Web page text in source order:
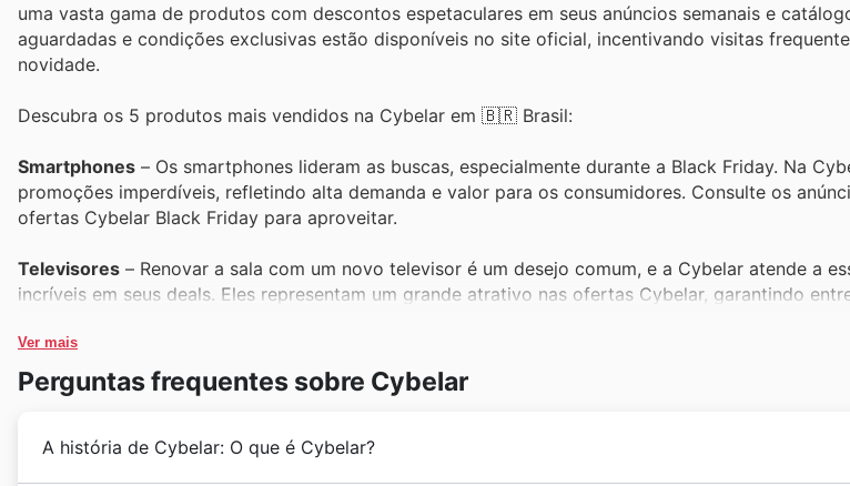
uma vasta gama de produtos com descontos espetaculares em seus anúncios semanais e
aguardadas e condições exclusivas estão disponíveis no site oficial, incentivando visitas
novidade.
Descubra os 5 produtos mais vendidos na Cybelar em 🇧🇷 Brasil:
Smartphones – Os smartphones lideram as buscas, especialmente durante a Black Friday. Na
promoções imperdíveis, refletindo alta demanda e valor para os consumidores. Consulte os
ofertas Cybelar Black Friday para aproveitar.
Televisores – Renovar a sala com um novo televisor é um desejo comum, e a Cybelar atende a
incríveis em seus deals. Eles representam um grande atrativo nas ofertas Cybelar, garantindo
Refrigeradores – A busca por refrigeradores eficientes e modernos se intensifica, tornando-os
compras da Black Friday. A Cybelar oferece excelentes condições nesses produtos em seus
Lavadoras de Roupas– Lavadoras de roupas práticas e com bom desempenho são sempre muito
Ver mais
Perguntas frequentes sobre Cybelar
A história de Cybelar: O que é Cybelar?